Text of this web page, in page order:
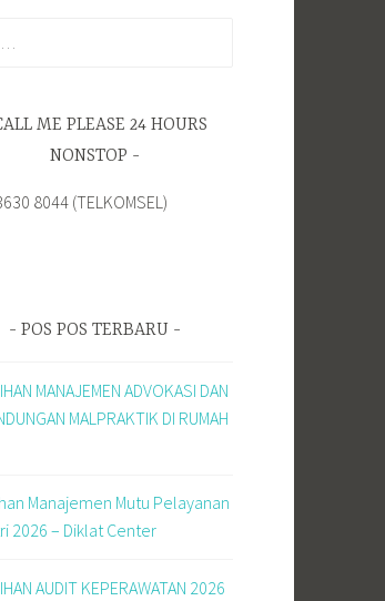
ME PLEASE 24 HOURS
NONSTOP
8044 (TELKOMSEL)
POS POS TERBARU
MANAJEMEN ADVOKASI DAN
MALPRAKTIK DI RUMAH
Manajemen Mutu Pelayanan
2026 – Diklat Center
AUDIT KEPERAWATAN 2026